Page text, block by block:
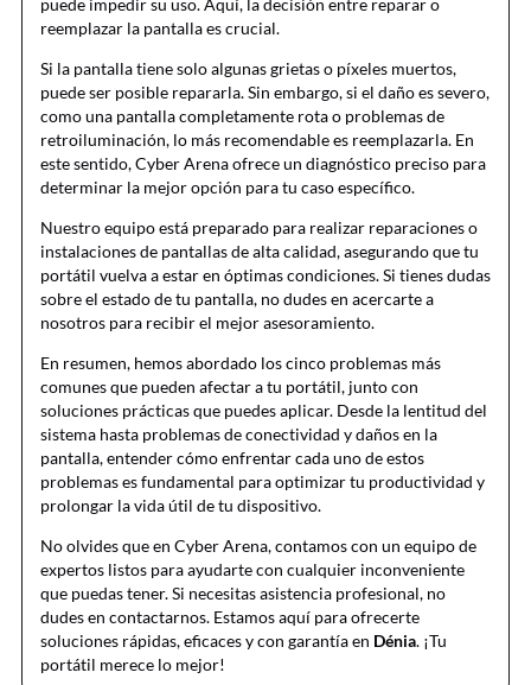
puede impedir su uso. Aquí, la decisión entre reparar o
reemplazar la pantalla es crucial.
Si la pantalla tiene solo algunas grietas o píxeles muertos,
puede ser posible repararla. Sin embargo, si el daño es severo,
como una pantalla completamente rota o problemas de
retroiluminación, lo más recomendable es reemplazarla. En
este sentido, Cyber Arena ofrece un diagnóstico preciso para
determinar la mejor opción para tu caso específico.
Nuestro equipo está preparado para realizar reparaciones o
instalaciones de pantallas de alta calidad, asegurando que tu
portátil vuelva a estar en óptimas condiciones. Si tienes dudas
sobre el estado de tu pantalla, no dudes en acercarte a
nosotros para recibir el mejor asesoramiento.
En resumen, hemos abordado los cinco problemas más
comunes que pueden afectar a tu portátil, junto con
soluciones prácticas que puedes aplicar. Desde la lentitud del
sistema hasta problemas de conectividad y daños en la
pantalla, entender cómo enfrentar cada uno de estos
problemas es fundamental para optimizar tu productividad y
prolongar la vida útil de tu dispositivo.
No olvides que en Cyber Arena, contamos con un equipo de
expertos listos para ayudarte con cualquier inconveniente
que puedas tener. Si necesitas asistencia profesional, no
dudes en contactarnos. Estamos aquí para ofrecerte
soluciones rápidas, eficaces y con garantía en Dénia. ¡Tu
portátil merece lo mejor!